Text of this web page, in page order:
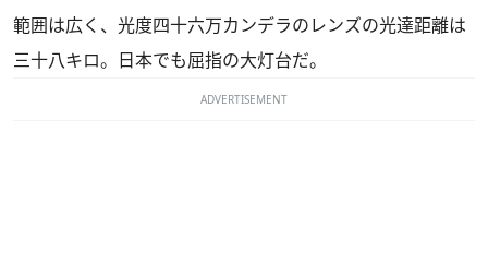
範囲は広く、光度四十六万カンデラのレンズの光達距離は
三十八キロ。日本でも屈指の大灯台だ。
ADVERTISEMENT